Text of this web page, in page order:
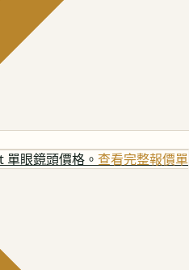
眼鏡頭價格。 查看完整報價單